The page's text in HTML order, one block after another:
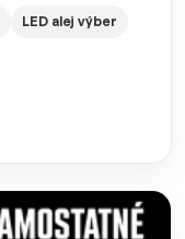
LED alej výber